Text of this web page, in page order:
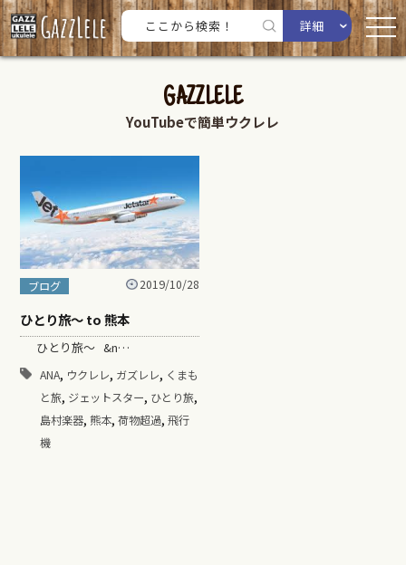
詳細
GAZZLELE
YouTubeで簡単ウクレレ
ブログ 2019/10/28
ひとり旅～ to 熊本
ひとり旅～ &n…
ANA, ウクレレ, ガズレレ, くまも
と旅, ジェットスター, ひとり旅,
島村楽器, 熊本, 荷物超過, 飛行
機